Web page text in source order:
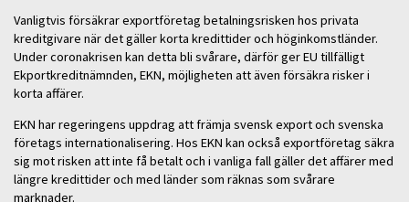
Vanligtvis försäkrar exportföretag betalningsrisken hos privata
kreditgivare när det gäller korta kredittider och höginkomstländer.
Under coronakrisen kan detta bli svårare, därför ger EU tillfälligt
Ekportkreditnämnden, EKN, möjligheten att även försäkra risker i
korta affärer.
EKN har regeringens uppdrag att främja svensk export och svenska
företags internationalisering. Hos EKN kan också exportföretag säkra
sig mot risken att inte få betalt och i vanliga fall gäller det affärer med
längre kredittider och med länder som räknas som svårare
marknader.